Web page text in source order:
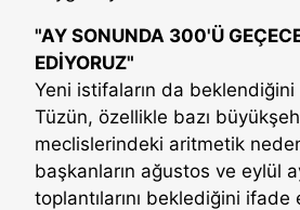
"AY SONUNDA 300'Ü
EDİYORUZ"
Yeni istifaların da
Tüzün, özellikle bazı
meclislerindeki aritmetik
başkanların ağustos ve eylül
toplantılarını beklediğini ifade